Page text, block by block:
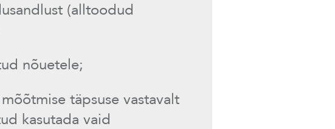
(alltoodud
nõuetele;
täpsuse vastavalt
kasutada vaid